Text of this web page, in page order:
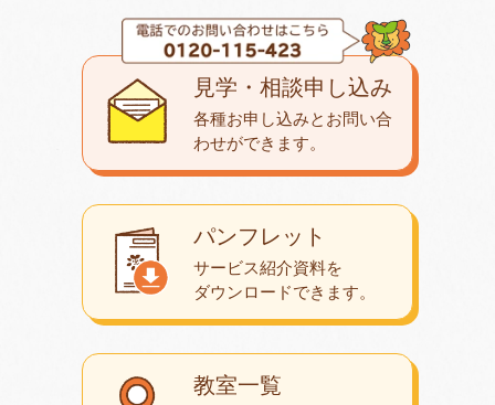
教室一覧
パンフレット
サービス紹介資料を
ダウンロードできます。
見学・相談申し込み
各種お申し込みとお問い合
わせができます。